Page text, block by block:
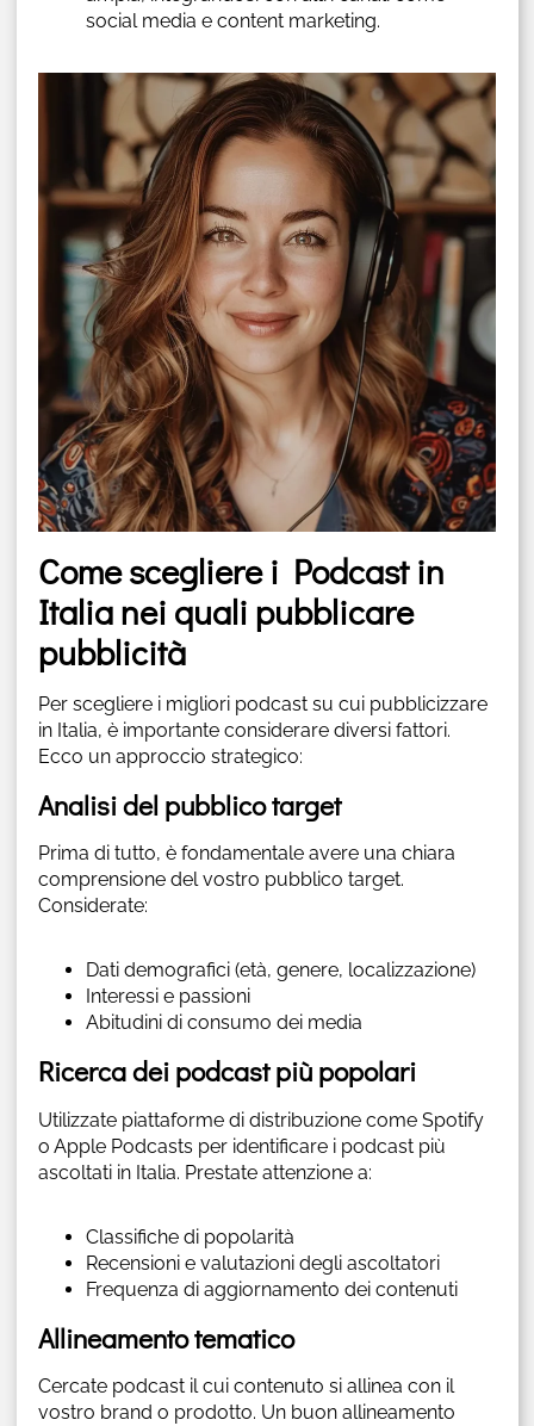
social media e content marketing.
Come scegliere i Podcast in
Italia nei quali pubblicare
pubblicità
Per scegliere i migliori podcast su cui pubblicizzare
in Italia, è importante considerare diversi fattori.
Ecco un approccio strategico:
Analisi del pubblico target
Prima di tutto, è fondamentale avere una chiara
comprensione del vostro pubblico target.
Considerate:
Dati demografici (età, genere, localizzazione)
Interessi e passioni
Abitudini di consumo dei media
Ricerca dei podcast più popolari
Utilizzate piattaforme di distribuzione come Spotify
o Apple Podcasts per identificare i podcast più
ascoltati in Italia. Prestate attenzione a:
Classifiche di popolarità
Recensioni e valutazioni degli ascoltatori
Frequenza di aggiornamento dei contenuti
Allineamento tematico
Cercate podcast il cui contenuto si allinea con il
vostro brand o prodotto. Un buon allineamento